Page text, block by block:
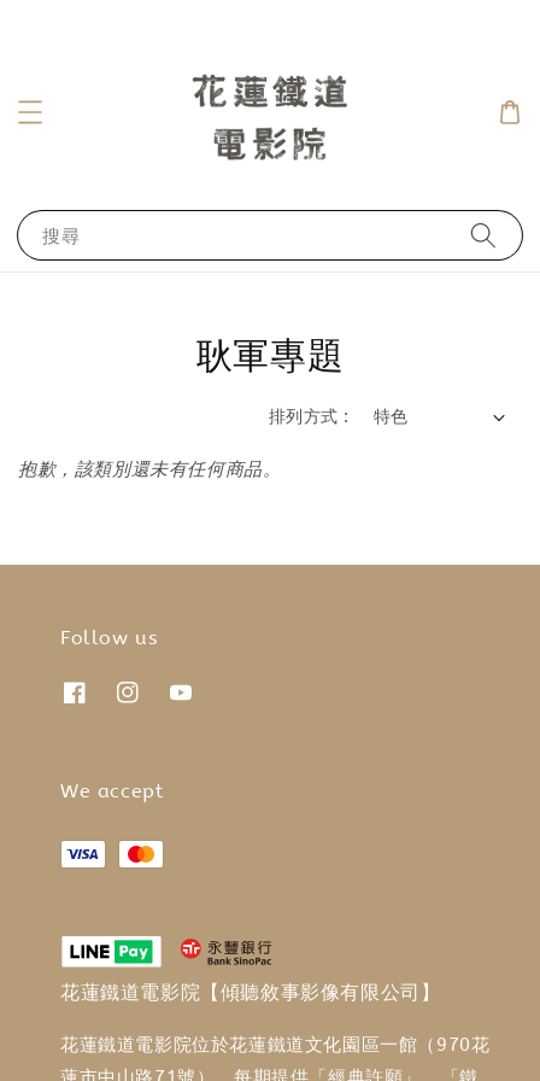
搜尋
耿軍專題
排列方式 :
抱歉，該類別還未有任何商品。
Follow us
We accept
花蓮鐵道電影院【傾聽敘事影像有限公司】
花蓮鐵道電影院位於花蓮鐵道文化園區一館（970花